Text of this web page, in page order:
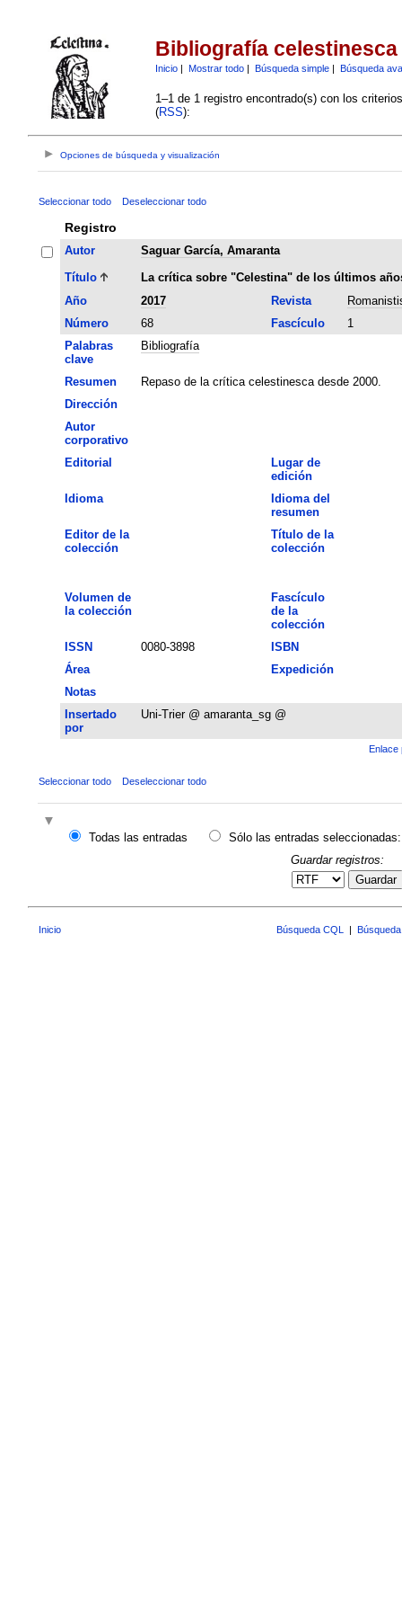
Bibliografía celestinesca
Inicio| Mostrar todo| Búsqueda simple| Búsqueda
1–1 de 1 registro encontrado(s) con los
(RSS):
Opciones de búsqueda y visualización
Seleccionar todo Deseleccionar todo
Registro
Autor
Saguar García, Amaranta
Título
La crítica sobre "Celestina" de los últimos
Año
2017 Revista
Número
68 Fascículo
1
Palabras
clave
Bibliografía
Resumen
Repaso de la crítica celestinesca desde 2000.
Dirección
Autor
corporativo
Editorial
Lugar de
edición
Idioma
Idioma del
resumen
Editor de la
colección
Título de la
colección
Volumen de
la colección
Fascículo
de la
colección
ISSN
0080-3898
ISBN
Área
Expedición
Notas
Insertado
por
Uni-Trier @ amaranta_sg @
Enlace
Seleccionar todo Deseleccionar todo
Todas las entradas
Sólo las entradas seleccionadas:
Guardar registros:
Guardar
Inicio Búsqueda CQL